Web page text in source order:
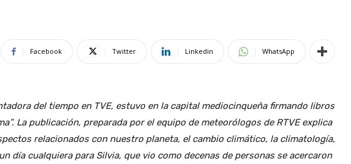
Facebook Twitter Linkedin WhatsApp
del tiempo en TVE, estuvo en la capital mediocinqueña firmando libros
La publicación, preparada por el equipo de meteorólogos de RTVE explica
relacionados con nuestro planeta, el cambio climático, la climatología,
día cualquiera para Silvia, que vio como decenas de personas se acercaron